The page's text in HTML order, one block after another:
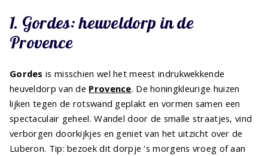
1. Gordes: heuveldorp in de
Provence
Gordes is misschien wel het meest indrukwekkende
heuveldorp van de Provence. De honingkleurige huizen
lijken tegen de rotswand geplakt en vormen samen een
spectaculair geheel. Wandel door de smalle straatjes, vind
verborgen doorkijkjes en geniet van het uitzicht over de
Luberon. Tip: bezoek dit dorpje 's morgens vroeg of aan